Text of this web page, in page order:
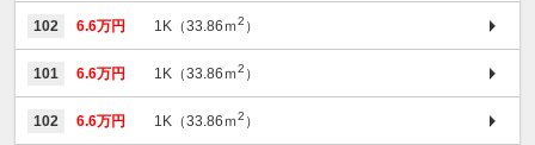
102 6.6万円 1K（33.86ｍ2 ）
101 6.6万円 1K（33.86ｍ2 ）
102 6.6万円 1K（33.86ｍ2 ）